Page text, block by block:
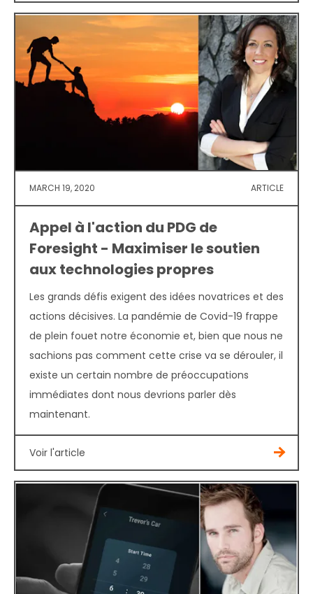
MARCH 19, 2020 ARTICLE
Appel à l'action du PDG de
Foresight - Maximiser le soutien
aux technologies propres
Les grands défis exigent des idées novatrices et des
actions décisives. La pandémie de Covid-19 frappe
de plein fouet notre économie et, bien que nous ne
sachions pas comment cette crise va se dérouler, il
existe un certain nombre de préoccupations
immédiates dont nous devrions parler dès
maintenant.
Voir l'article